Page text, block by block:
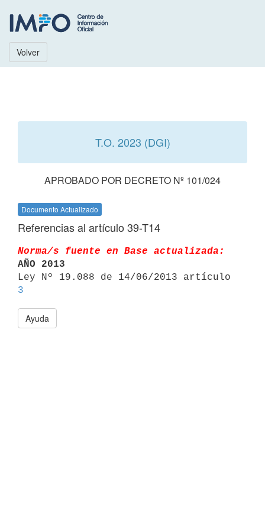
Volver
T.O. 2023 (DGI)
APROBADO POR DECRETO Nº 101/024
Documento Actualizado
Referencias al artículo 39-T14
Norma/s fuente en Base actualizada:
AÑO 2013
3
Ayuda